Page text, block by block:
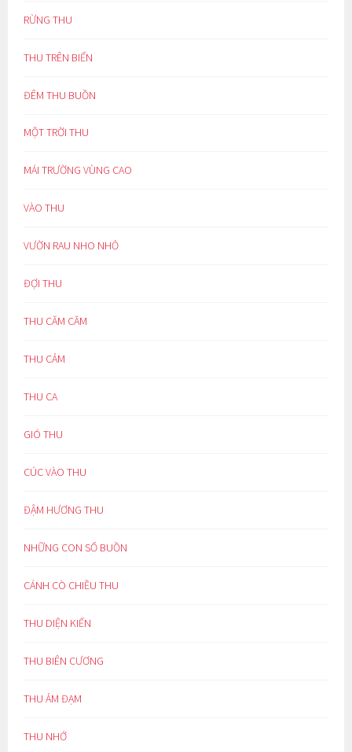
RỪNG THU
THU TRÊN BIỂN
ĐÊM THU BUỒN
MỘT TRỜI THU
MÁI TRƯỜNG VÙNG CAO
VÀO THU
VƯỜN RAU NHO NHỎ
ĐỢI THU
THU CĂM CĂM
THU CẢM
THU CA
GIÓ THU
CÚC VÀO THU
ĐẬM HƯƠNG THU
NHỮNG CON SỐ BUỒN
CÁNH CÒ CHIỀU THU
THU DIỆN KIẾN
THU BIÊN CƯƠNG
THU ẢM ĐẠM
THU NHỚ